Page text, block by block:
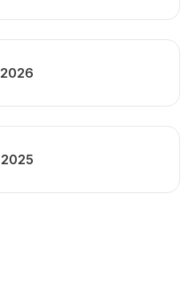
2026
2025